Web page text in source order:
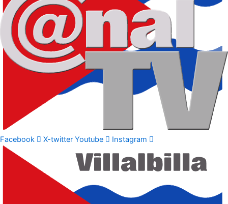
Facebook X-twitter Youtube Instagram